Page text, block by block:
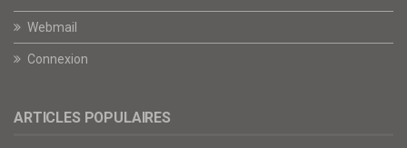
Webmail
Connexion
ARTICLES POPULAIRES